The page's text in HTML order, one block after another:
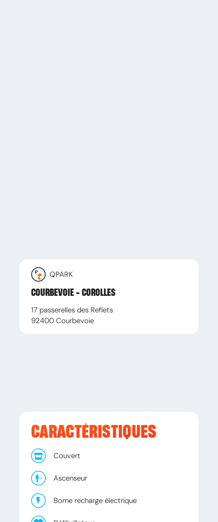
QPARK
COURBEVOIE - COROLLES
17 passerelles des Reflets
92400 Courbevoie
CARACTÉRISTIQUES
Couvert
Ascenseur
Borne recharge électrique